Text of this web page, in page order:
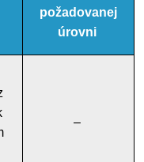
požadovanej
úrovni
–